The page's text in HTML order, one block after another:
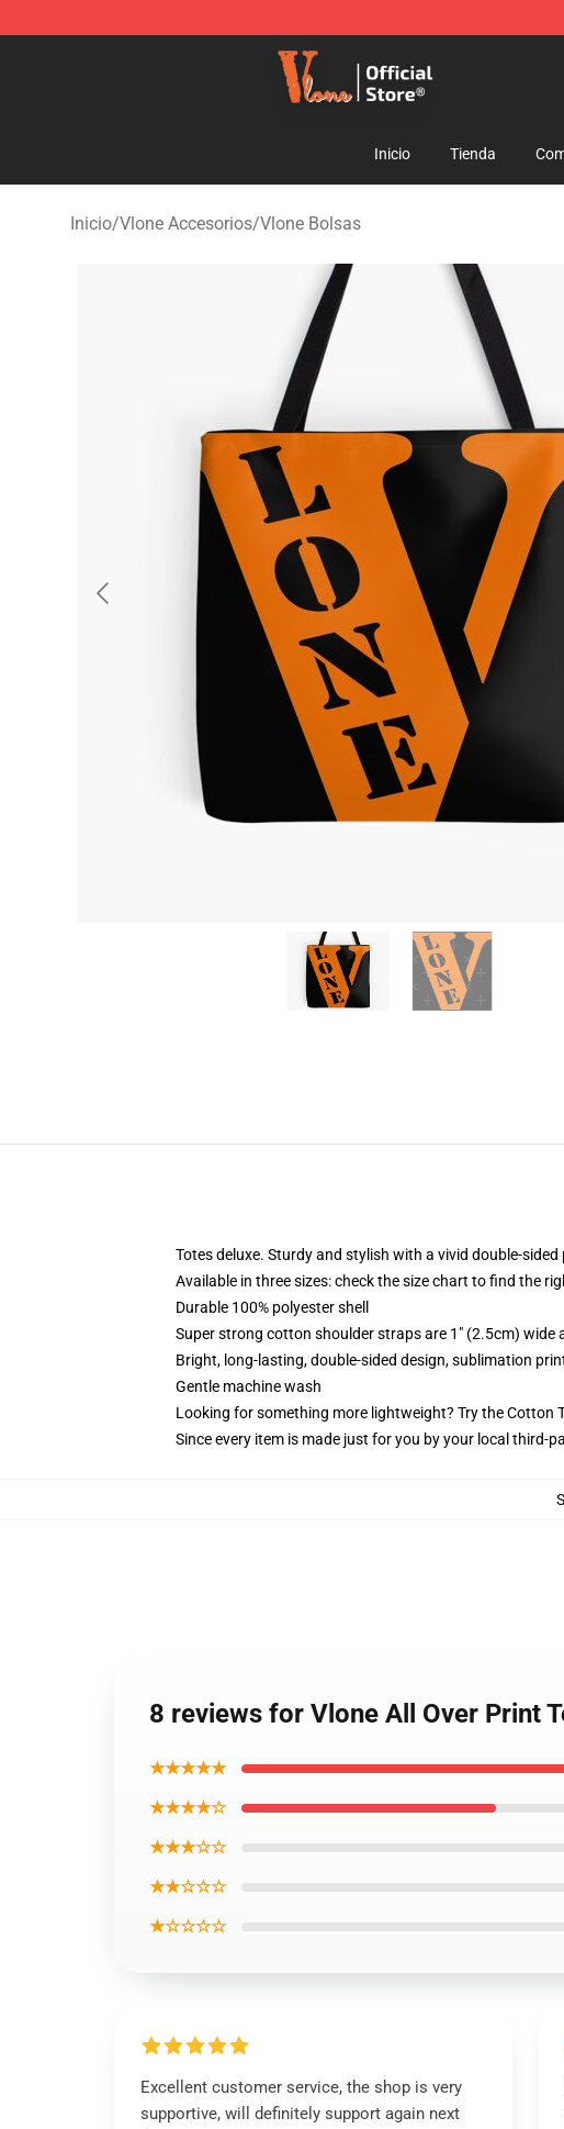
Vlone Shop - Official Vlone Merchandise Store
Inicio Tienda
Inicio/Vlone Accesorios/Vlone Bolsas
Totes deluxe. Sturdy and stylish with a vivid double-sided
Available in three sizes: check the size chart to find the
Durable 100% polyester shell
Super strong cotton shoulder straps are 1" (2.5cm) wide
Bright, long-lasting, double-sided design, sublimation
Gentle machine wash
Looking for something more lightweight? Try the Cotton
Since every item is made just for you by your local third-
8 reviews for Vlone All Over Print
★★★★★
★★★★☆
★★★☆☆
★★☆☆☆
★☆☆☆☆
Excellent customer service, the shop is very
supportive, will definitely support again next